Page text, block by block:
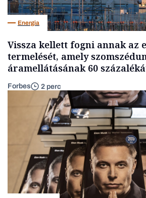
Energia
Vissza kellett fogni annak az
termelését, amely
áramellátásának 60
Forbes 2 perc